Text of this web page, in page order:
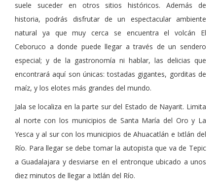
suele suceder en otros sitios históricos. Además de
historia, podrás disfrutar de un espectacular ambiente
natural ya que muy cerca se encuentra el volcán El
Ceboruco a donde puede llegar a través de un sendero
especial; y de la gastronomía ni hablar, las delicias que
encontrará aquí son únicas: tostadas gigantes, gorditas de
maíz, y los elotes más grandes del mundo.
Jala se localiza en la parte sur del Estado de Nayarit. Limita
al norte con los municipios de Santa María del Oro y La
Yesca y al sur con los municipios de Ahuacatlán e Ixtlán del
Río. Para llegar se debe tomar la autopista que va de Tepic
a Guadalajara y desviarse en el entronque ubicado a unos
diez minutos de llegar a Ixtlán del Río.